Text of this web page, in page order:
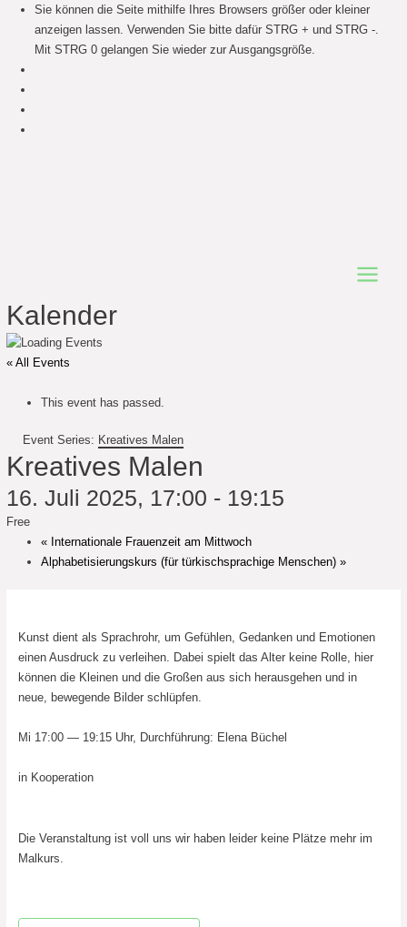
Sie können die Seite mithilfe Ihres Browsers größer oder kleiner
anzeigen lassen. Verwenden Sie bitte dafür STRG + und STRG -.
Mit STRG 0 gelangen Sie wieder zur Ausgangsgröße.
Main
Kalender
« All Events
This event has passed.
Event Series: Kreatives Malen
Kreatives Malen
16. Juli 2025, 17:00 - 19:15
Free
« Internationale Frauenzeit am Mittwoch
Alphabetisierungskurs (für türkischsprachige Menschen)»
Kunst dient als Sprachrohr, um Gefühlen, Gedanken und Emotionen
einen Ausdruck zu verleihen. Dabei spielt das Alter keine Rolle, hier
können die Kleinen und die Großen aus sich herausgehen und in
neue, bewegende Bilder schlüpfen.
Mi 17:00 — 19:15 Uhr, Durchführung: Elena Büchel
in Kooperation
Die Veranstaltung ist voll uns wir haben leider keine Plätze mehr im
Malkurs.